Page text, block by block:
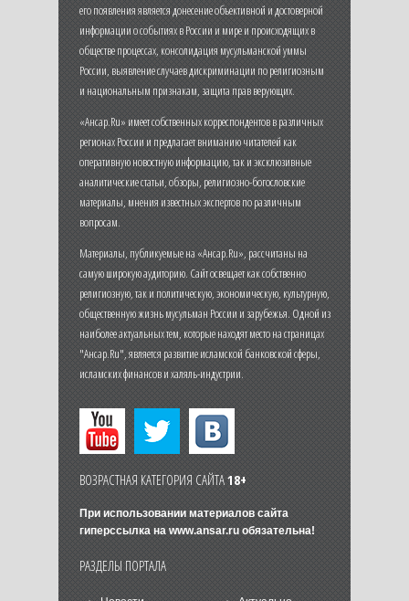
его появления является донесение объективной и достоверной
информации о событиях в России и мире и происходящих в
обществе процессах, консолидация мусульманской уммы
России, выявление случаев дискриминации по религиозным
и национальным признакам, защита прав верующих.
«Ансар.Ru» имеет собственных корреспондентов в различных
регионах России и предлагает вниманию читателей как
оперативную новостную информацию, так и эксклюзивные
аналитические статьи, обзоры, религиозно-богословские
материалы, мнения известных экспертов по различным
вопросам.
Материалы, публикуемые на «Ансар.Ru», рассчитаны на
самую широкую аудиторию. Сайт освещает как собственно
религиозную, так и политическую, экономическую, культурную,
общественную жизнь мусульман России и зарубежья. Одной из
наиболее актуальных тем, которые находят место на страницах
"Ансар.Ru", является развитие исламской банковской сферы,
исламских финансов и халяль-индустрии.
ВОЗРАСТНАЯ КАТЕГОРИЯ САЙТА18+
При использовании материалов сайта
гиперссылка на www.ansar.ruобязательна!
РАЗДЕЛЫ ПОРТАЛА